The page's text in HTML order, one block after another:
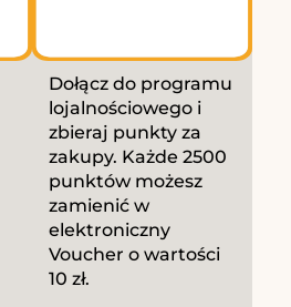
Dołącz do programu
lojalnościowego i
zbieraj punkty za
zakupy. Każde 2500
punktów możesz
zamienić w
elektroniczny
Voucher o wartości
10 zł.